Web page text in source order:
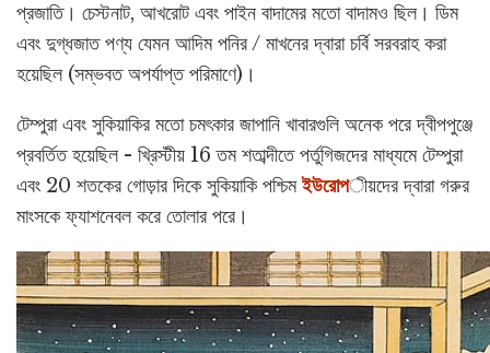
প্রজাতি। চেস্টনাট, আখরোট এবং পাইন বাদামের মতো বাদামও ছিল। ডিম
এবং দুগ্ধজাত পণ্য যেমন আদিম পনির / মাখনের দ্বারা চর্বি সরবরাহ করা
হয়েছিল (সম্ভবত অপর্যাপ্ত পরিমাণে)।
টেম্পুরা এবং সুকিয়াকির মতো চমৎকার জাপানি খাবারগুলি অনেক পরে দ্বীপপুঞ্জে
প্রবর্তিত হয়েছিল - খ্রিস্টীয় 16 তম শতাব্দীতে পর্তুগিজদের মাধ্যমে টেম্পুরা
এবং 20 শতকের গোড়ার দিকে সুকিয়াকি পশ্চিমইউরোপীয়দের দ্বারা গরুর
মাংসকে ফ্যাশনেবল করে তোলার পরে।